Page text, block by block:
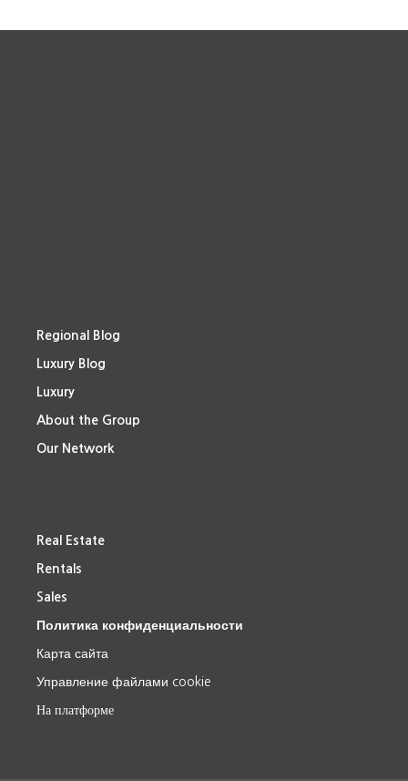
Regional Blog
Luxury Blog
Luxury
About the Group
Our Network
Real Estate
Rentals
Sales
Политика конфиденциальности
Карта сайта
Управление файлами cookie
На платформе